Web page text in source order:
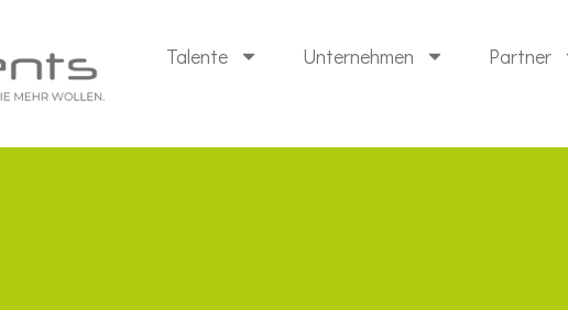
Talente Unternehmen Partner